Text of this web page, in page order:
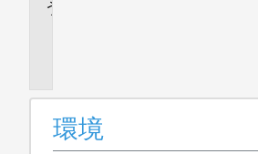
環境